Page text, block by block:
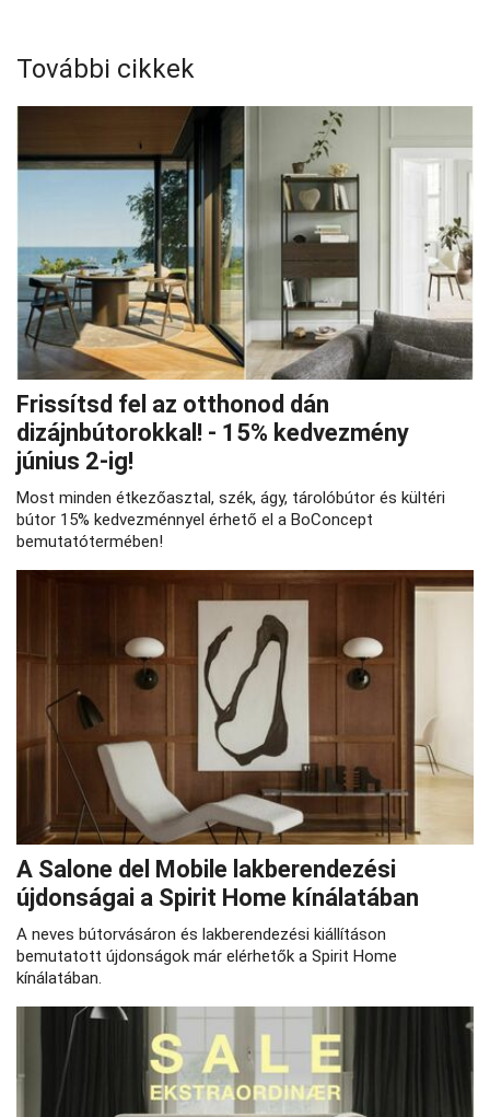
További cikkek
Frissítsd fel az otthonod dán
dizájnbútorokkal! - 15% kedvezmény
június 2-ig!
Most minden étkezőasztal, szék, ágy, tárolóbútor és kültéri
bútor 15% kedvezménnyel érhető el a BoConcept
bemutatótermében!
A Salone del Mobile lakberendezési
újdonságai a Spirit Home kínálatában
A neves bútorvásáron és lakberendezési kiállításon
bemutatott újdonságok már elérhetők a Spirit Home
kínálatában.